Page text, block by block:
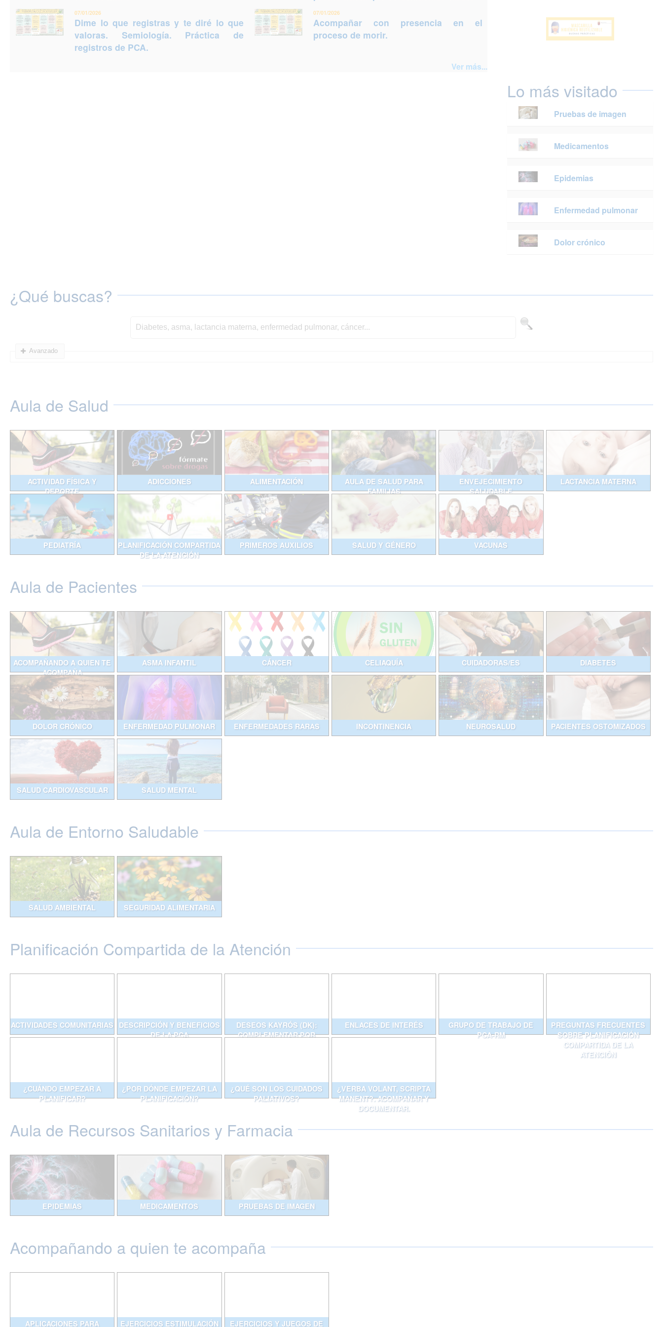
07/01/2026
Dime lo que registras y te diré lo que
valoras. Semiología. Práctica de
registros de PCA.
07/01/2026
Acompañar con presencia en el
proceso de morir.
Ver más...
Lo más visitado
Pruebas de imagen
Medicamentos
Epidemias
Enfermedad pulmonar
Dolor crónico
¿Qué buscas?
Avanzado
Aula de Salud
ACTIVIDAD FÍSICA Y
DEPORTE
ADICCIONES ALIMENTACIÓN
AULA DE SALUD PARA
FAMILIAS
ENVEJECIMIENTO
SALUDABLE
LACTANCIA MATERNA
PEDIATRÍA
PLANIFICACIÓN COMPARTIDA
DE LA ATENCIÓN
PRIMEROS AUXILIOS SALUD Y GÉNERO VACUNAS
Aula de Pacientes
ACOMPAÑANDO A QUIEN TE
ACOMPAÑA
ASMA INFANTIL CÁNCER CELIAQUÍA CUIDADORAS/ES DIABETES
DOLOR CRÓNICO ENFERMEDAD PULMONAR ENFERMEDADES RARAS INCONTINENCIA NEUROSALUD PACIENTES OSTOMIZADOS
SALUD CARDIOVASCULAR SALUD MENTAL
Aula de Entorno Saludable
SALUD AMBIENTAL SEGURIDAD ALIMENTARIA
Planificación Compartida de la Atención
ACTIVIDADES COMUNITARIAS DESCRIPCIÓN Y BENEFICIOS
DE LA PCA
DESEOS KAYRÓS (DK):
COMPLEMENTAR POR
ENLACES DE INTERÉS
GRUPO DE TRABAJO DE
PCA-RM
PREGUNTAS FRECUENTES
SOBRE PLANIFICACIÓN
COMPARTIDA DE LA
ATENCIÓN
¿CUÁNDO EMPEZAR A
PLANIFICAR?
¿POR DÓNDE EMPEZAR LA
PLANIFICACIÓN?
¿QUÉ SON LOS CUIDADOS
PALIATIVOS?
¿VERBA VOLANT, SCRIPTA
MANENT?. ACOMPAÑAR Y
DOCUMENTAR.
Aula de Recursos Sanitarios y Farmacia
EPIDEMIAS MEDICAMENTOS PRUEBAS DE IMAGEN
Acompañando a quien te acompaña
APLICACIONES PARA EJERCICIOS ESTIMULACIÓN EJERCICIOS Y JUEGOS DE